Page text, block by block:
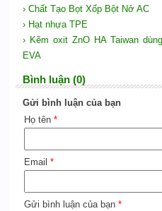
› Chất Tạo Bọt Xốp Bột Nở AC
› Hạt nhựa TPE
› Kẽm oxit ZnO HA Taiwan
EVA
Bình luận (0)
Gửi bình luận của bạn
Họ tên *
Email *
Gửi bình luận của bạn *